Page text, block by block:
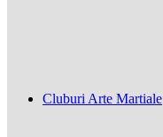
Cluburi Arte Martiale